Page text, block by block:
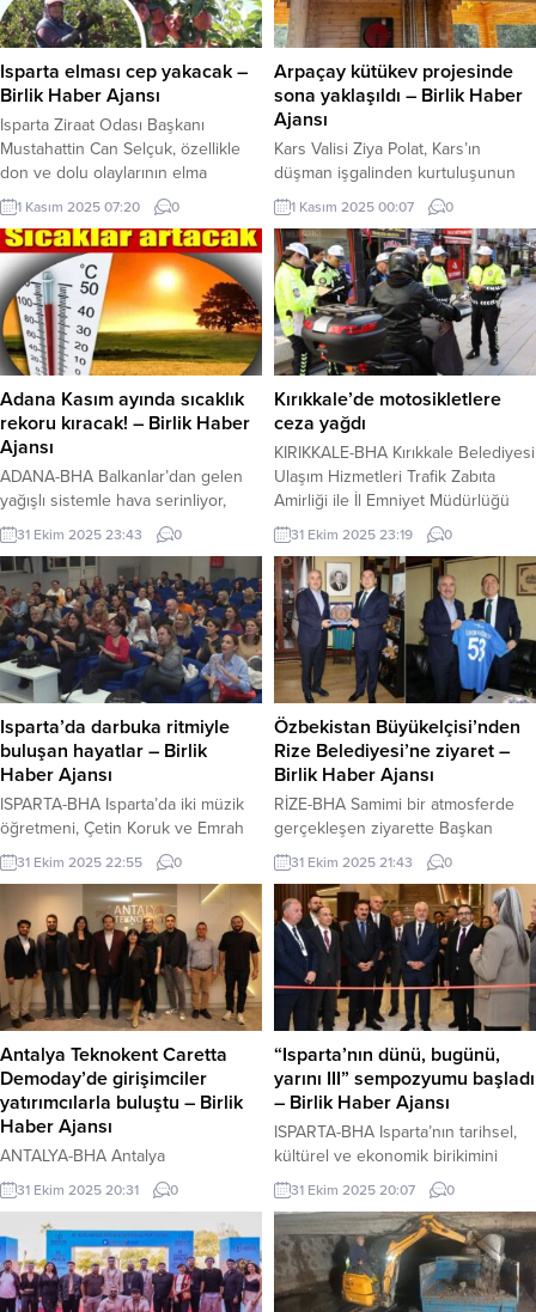
doldu ve herhangi bir erteleme
yapılmadı. İçişleri Bakanı Ali
Yerlikaya, ekim ayı boyunca sosyal
medya üzerinden yaptığı
paylaşımlarla “Son...
kilovatsaat (aylık ortalama 333
kilovat) sınırının altında elektrik
tüketen abonelere destek
verilmeye devam edilecek. Bu
tüketim miktarı, yaklaşık 984 liralık...
Isparta elması cep yakacak –
Birlik Haber Ajansı
Isparta Ziraat Odası Başkanı
Mustahattin Can Selçuk, özellikle
don ve dolu olaylarının elma
üretimini olumsuz etkilediğini
belirterek, bu durumun fiyatlara
doğrudan yansıyacağını söyledi.
Geçtiğimiz yıl 60 TL’den alıcı bulan
elmanın bu yıl 200 TL’ye kadar
çıkabileceğini ifade eden Başkan
Selçuk, fiyat artışının temel
nedeninin olumsuz hava koşulları
olduğunu vurguladı. Selçuk,“Bu...
1 Kasım 2025 07:20 0
Arpaçay kütükev projesinde
sona yaklaşıldı – Birlik Haber
Ajansı
Kars Valisi Ziya Polat, Kars’ın
düşman işgalinden kurtuluşunun
105. yıl dönümünü mesajı İçeriği
Görüntüle KARS-BHA Yerel
yönetimlerin öncülüğünde
başlatılan proje, bölgenin kültürel
ve sosyal yapısına önemli katkılar
sağlamayı hedefliyor. Kütükev,
geleneksel köy yaşamını modern
bir yapıyla birleştirerek Arpaçay
halkının günlük yaşamına değer
katacak. Kütükev projesi,
Arpaçay’ın kültürel mirasını
yaşatmak ve...
1 Kasım 2025 00:07 0
Adana Kasım ayında sıcaklık
rekoru kıracak! – Birlik Haber
Ajansı
ADANA-BHA Balkanlar’dan gelen
yağışlı sistemle hava serinliyor,
kuvvetli sağanak kapıda İçeriği
Görüntüle Adana’da kış bir türlü
gelmiyor. Meteoroloji Genel
Müdürlüğü’nün 5 günlük hava
tahmin raporuna göre, kentte
sıcaklıklar kasım ayının ilk
haftasında da 30 derecenin altına
düşmeyecek. 31 Ekim Cuma günü
30 dereceyi gören hava sıcaklığı,
hafta sonunda 32 dereceye...
31 Ekim 2025 23:43 0
Kırıkkale’de motosikletlere
ceza yağdı
KIRIKKALE-BHA Kırıkkale Belediyesi
Ulaşım Hizmetleri Trafik Zabıta
Amirliği ile İl Emniyet Müdürlüğü
ekipleri, kent genelinde
kaldırımların yayalar tarafından
güvenli şekilde kullanılabilmesi
amacıyla ortak bir denetim
gerçekleştirdi. Yaya güvenliğini
tehdit eden durumlara karşı
gerçekleştirilen uygulamada, trafiğe
kapalı cadde ve sokaklara giren
motorlu araçlara cezai işlem
uygulandı. Ayrıca, kaldırımları ve yol
kenarlarını...
31 Ekim 2025 23:19 0
Isparta’da darbuka ritmiyle
buluşan hayatlar – Birlik
Haber Ajansı
ISPARTA-BHA Isparta’da iki müzik
öğretmeni, Çetin Koruk ve Emrah
Turgut’un iki yıl önce başlattığı
küçük bir ritim atölyesi, bugün 100
kişilik dev bir ritim orkestrasına
dönüştü. Topluluk, sadece müzik
yapmakla kalmıyor; aynı zamanda
farklı mesleklerden insanların bir
araya geldiği, hayatlara neşe katan
bir buluşma noktası haline geldi.
Gündüz doktorluk yapan,...
31 Ekim 2025 22:55 0
Özbekistan Büyükelçisi’nden
Rize Belediyesi’ne ziyaret –
Birlik Haber Ajansı
RİZE-BHA Samimi bir atmosferde
gerçekleşen ziyarette Başkan
Metin, “Cumhurbaşkanımız Recep
Tayyip Erdoğan’ın baba ocağı
Rize’ye hoş geldiniz” diyerek
konuğunu karşıladı. Metin, Rize’nin
kültürel yapısı, doğal güzellikleri ve
turizm alanında hayata geçirilen
projeler hakkında Büyükelçi
Khaydarov’a bilgi verdi. Rize Ticaret
ve Ekonomi Uluslararası Kongre &
Zirvesi başladı İçeriği Görüntüle
Görüşmede, Türkiye...
31 Ekim 2025 21:43 0
Antalya Teknokent Caretta
Demoday’de girişimciler
yatırımcılarla buluştu – Birlik
Haber Ajansı
ANTALYA-BHA Antalya
Teknokent’in girişimcilik faaliyetleri
kapsamında düzenlenen DemoDay
etkinliğinde, farklı sektörlerde
faaliyet gösteren girişimler
projelerini yatırımcılara sundu. Türk
sinemasının genç yüzü Altın
31 Ekim 2025 20:31 0
“Isparta’nın dünü, bugünü,
yarını III” sempozyumu başladı
– Birlik Haber Ajansı
ISPARTA-BHA Isparta’nın tarihsel,
kültürel ve ekonomik birikimini
bütüncül bir yaklaşımla
değerlendirmeyi amaçlayan
“Isparta’nın Dünü, Bugünü, Yarını
III” Sempozyumu başladı. Program,
Isparta Uygulamalı Bilimler
Üniversitesi Gönen Meslek
31 Ekim 2025 20:07 0